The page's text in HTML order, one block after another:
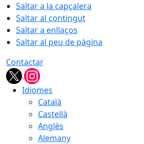
Saltar a la capçalera
Saltar al contingut
Saltar a enllaços
Saltar al peu de pàgina
Contactar
Idiomes
Català
Castellà
Anglès
Alemany